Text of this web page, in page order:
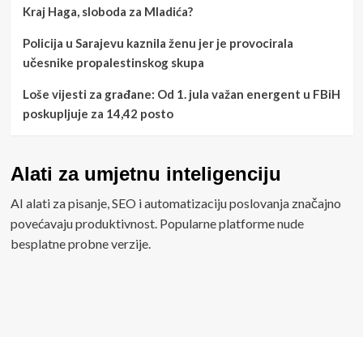
Kraj Haga, sloboda za Mladića?
Policija u Sarajevu kaznila ženu jer je provocirala
učesnike propalestinskog skupa
Loše vijesti za građane: Od 1. jula važan energent u FBiH
poskupljuje za 14,42 posto
Alati za umjetnu inteligenciju
AI alati za pisanje, SEO i automatizaciju poslovanja značajno
povećavaju produktivnost. Popularne platforme nude
besplatne probne verzije.